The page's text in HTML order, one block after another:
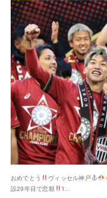
おめでとう ヴィッセル神戸
設29年目で悲願
Ἰ...